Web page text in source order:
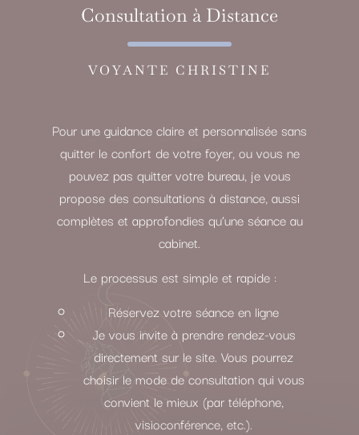
Consultation à Distance
VOYANTE CHRISTINE
Pour une guidance claire et personnalisée sans
quitter le confort de votre foyer, ou vous ne
pouvez pas quitter votre bureau, je vous
propose des consultations à distance, aussi
complètes et approfondies qu’une séance au
cabinet.
Le processus est simple et rapide :
Réservez votre séance en ligne
Je vous invite à prendre rendez-vous
directement sur le site. Vous pourrez
choisir le mode de consultation qui vous
convient le mieux (par téléphone,
visioconférence, etc.).